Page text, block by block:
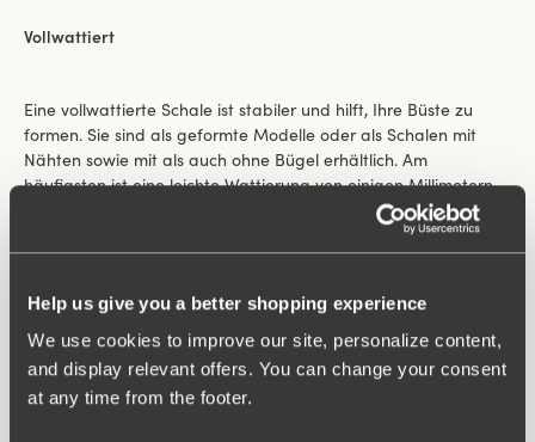
Help us give you a better shopping experience
We use cookies to improve our site, personalize content,
and display relevant offers. You can change your consent
at any time from the footer.
Vollwattiert
Eine vollwattierte Schale ist stabiler und hilft, Ihre Büste zu
formen. Sie sind als geformte Modelle oder als Schalen mit
Nähten sowie mit als auch ohne Bügel erhältlich. Am
häufigsten ist eine leichte Wattierung von einigen Millimetern,
Keep Fresh
Keep Fresh ist ein spezielles Funktionsmaterial, das Feuchtigkeit
vom Körper ableitet und sich trocken anfühlt.